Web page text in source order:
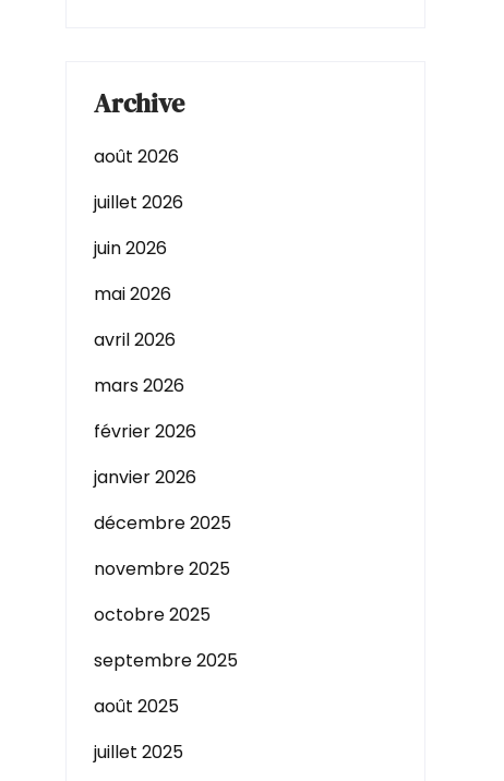
Archive
août 2026
juillet 2026
juin 2026
mai 2026
avril 2026
mars 2026
février 2026
janvier 2026
décembre 2025
novembre 2025
octobre 2025
septembre 2025
août 2025
juillet 2025